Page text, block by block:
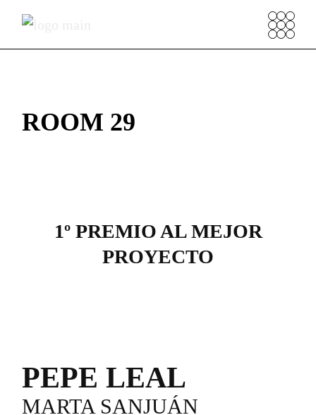
ROOM 29
1º PREMIO AL MEJOR
PROYECTO
PEPE LEAL
MARTA SANJUÁN